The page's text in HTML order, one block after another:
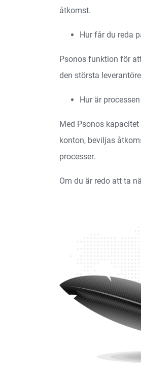
åtkomst.
Hur får du reda
Psonos funktion för
den största
Hur är
Med Psonos
konton, beviljas
processer.
Om du är redo att ta